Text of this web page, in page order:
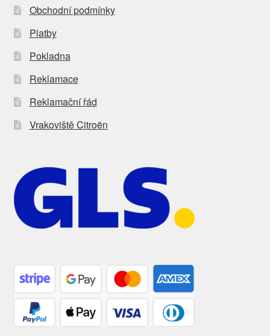
Obchodní podmínky
Platby
Pokladna
Reklamace
Reklamační řád
Vrakoviště Citroën